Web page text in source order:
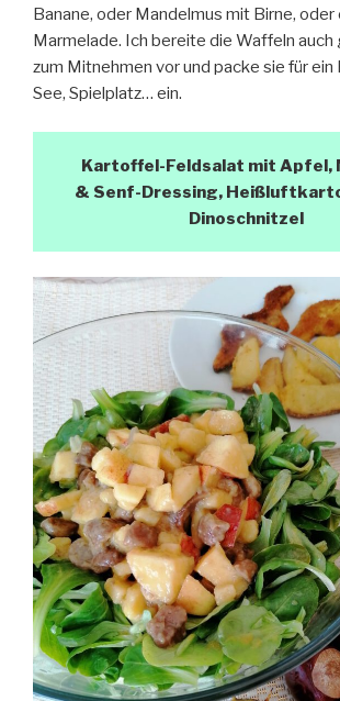
Banane, oder Mandelmus mit Birne, oder
Marmelade. Ich bereite die Waffeln auch
zum Mitnehmen vor und packe sie für ein
See, Spielplatz… ein.
Kartoffel-Feldsalat mit Apfel,
& Senf-Dressing,
Dinoschnitzel